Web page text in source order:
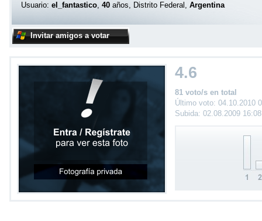
Usuario: el_fantastico, 40 años, Distrito Federal, Argentina
Invitar amigos a votar
4.6
81 voto/s en total
Último voto: 04.10.2010
Subida: 02.08.2009